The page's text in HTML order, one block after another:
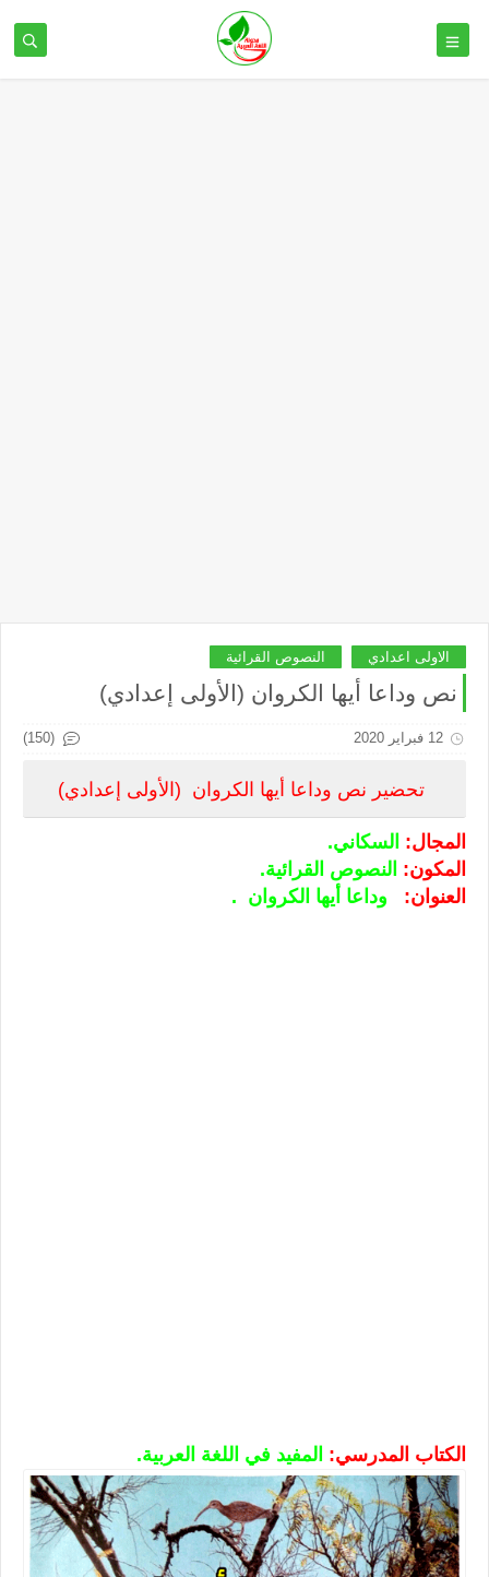
الاولى اعدادي النصوص القرائية
نص وداعا أيها الكروان (الأولى إعدادي)
12 فبراير 2020 (150)
تحضير نص وداعا أيها الكروان (الأولى إعدادي)
المجال: السكاني.
المكون: النصوص القرائية.
العنوان:
وداعا أيها الكروان .
الكتاب المدرسي: المفيد في اللغة العربية.